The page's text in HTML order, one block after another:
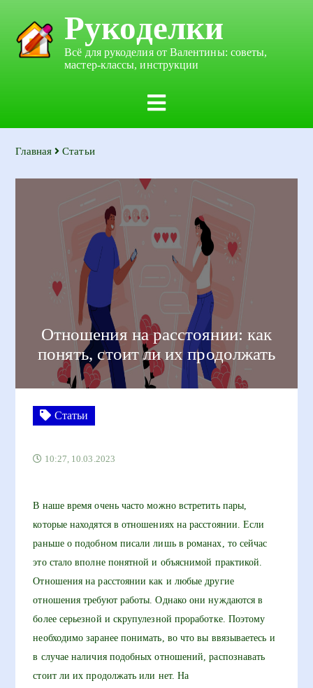
Рукоделки
Всё для рукоделия от Валентины: советы,
мастер-классы, инструкции
Главная Статьи
Отношения на расстоянии: как
понять, стоит ли их продолжать
Статьи
10:27, 10.03.2023
В наше время очень часто можно встретить пары,
которые находятся в отношениях на расстоянии. Если
раньше о подобном писали лишь в романах, то сейчас
это стало вполне понятной и объяснимой практикой.
Отношения на расстоянии как и любые другие
отношения требуют работы. Однако они нуждаются в
более серьезной и скрупулезной проработке. Поэтому
необходимо заранее понимать, во что вы ввязываетесь и
в случае наличия подобных отношений, распознавать
стоит ли их продолжать или нет. На